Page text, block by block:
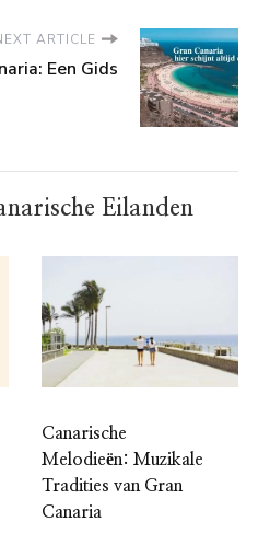
ARTICLE
Een Gids
Eilanden
Canarische
Melodieën: Muzikale
Tradities van Gran
Canaria